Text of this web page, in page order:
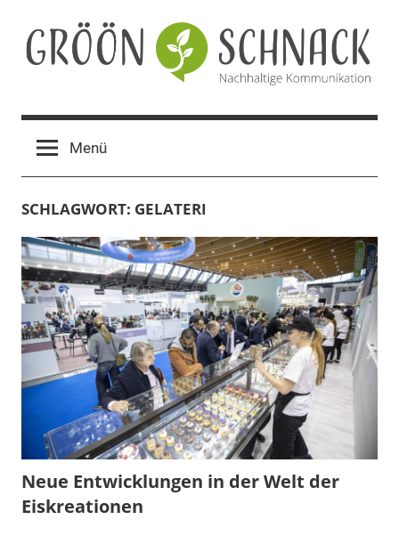
Inhalt
springen
Gröön
Schnack
Menü
SCHLAGWORT: GELATERI
Neue Entwicklungen in der Welt der
Eiskreationen